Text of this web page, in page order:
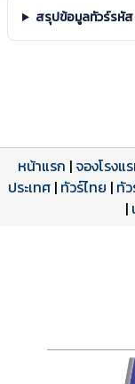
สรุปข้อมูลทัวร์รหัส
โปรแกรมทัวร์
รีวิวลูกค้าจริง
รีวิวจาก
ใบอนุญาตนำเที่ยว
เลขที่ 11/11450
หน้าแรก |จองโรงแ
ประเทศ | ทัวร์ไทย | ทั
|